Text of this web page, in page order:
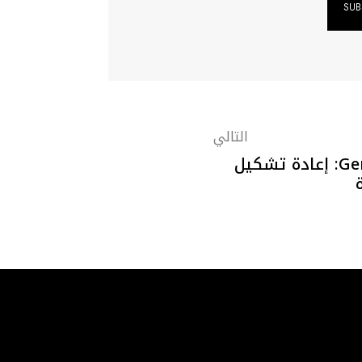
التالي
الجمال في عيون Gen Z: إعادة تشكيل